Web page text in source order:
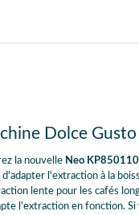
Dolce
la nouvelle Neo
l'extraction à la
lente pour les cafés
l'extraction en fonction.